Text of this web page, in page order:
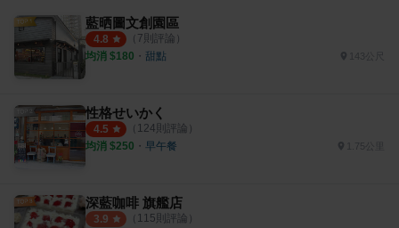
藍晒圖文創園區
4.8 （ 7則評論）
均消 $180 ・ 甜點 143公尺
性格せいかく
4.5 （ 124則評論）
均消 $250 ・ 早午餐 1.75公里
深藍咖啡 旗艦店
3.9 （ 115則評論）